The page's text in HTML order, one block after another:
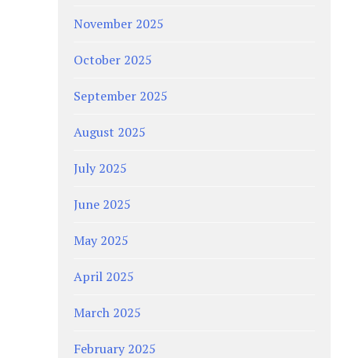
November 2025
October 2025
September 2025
August 2025
July 2025
June 2025
May 2025
April 2025
March 2025
February 2025